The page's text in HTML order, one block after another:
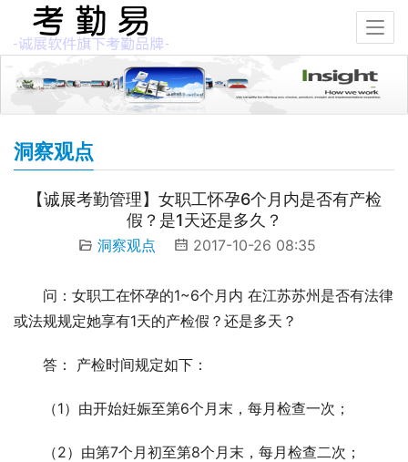
洞察观点
【诚展考勤管理】女职工怀孕6个月内是否有产检
假？是1天还是多久？
洞察观点 2017-10-26 08:35
问：女职工在怀孕的1~6个月内 在江苏苏州是否有法律
或法规规定她享有1天的产检假？还是多天？
答： 产检时间规定如下：
（1）由开始妊娠至第6个月末，每月检查一次；
（2）由第7个月初至第8个月末，每月检查二次；